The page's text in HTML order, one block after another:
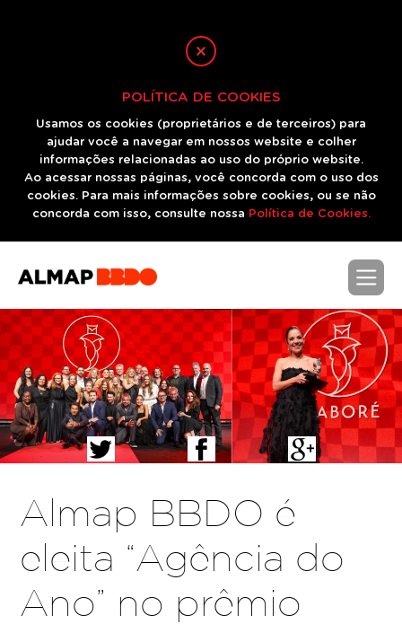
POLÍTICA DE COOKIES
Usamos os cookies (proprietários e de terceiros) para
ajudar você a navegar em nossos website e colher
informações relacionadas ao uso do próprio website.
Ao acessar nossas páginas, você concorda com o uso dos
cookies. Para mais informações sobre cookies, ou se não
concorda com isso, consulte nossa Política de Cookies.
Almap BBDO é
eleita “Agência do
Ano” no prêmio